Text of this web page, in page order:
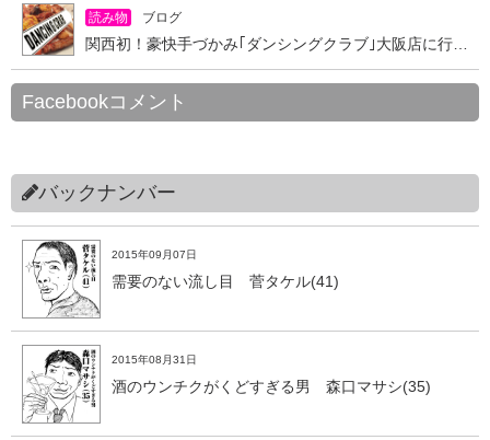
読み物 ブログ
Facebookコメント
バックナンバー
2015年09月07日
需要のない流し目 菅タケル(41)
2015年08月31日
酒のウンチクがくどすぎる男 森口マサシ(35)